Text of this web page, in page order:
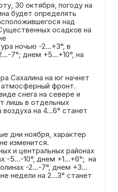
30 октября, погоду на
будет определять
над
осадков на
ночью -2…+3°, в
7°; днем +5…+10°, на
Сахалина на юг начнет
фронт.
снега на севере и
лишь в отдельных
на 4…6° станет
дни ноября, характер
изменится.
и центральных районах
-5…-10°, днем +1…+6°; на
-2…-7°, днем +3…
недели на 2…3° станет